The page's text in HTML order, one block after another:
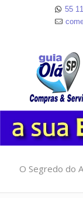
55
O Segredo do